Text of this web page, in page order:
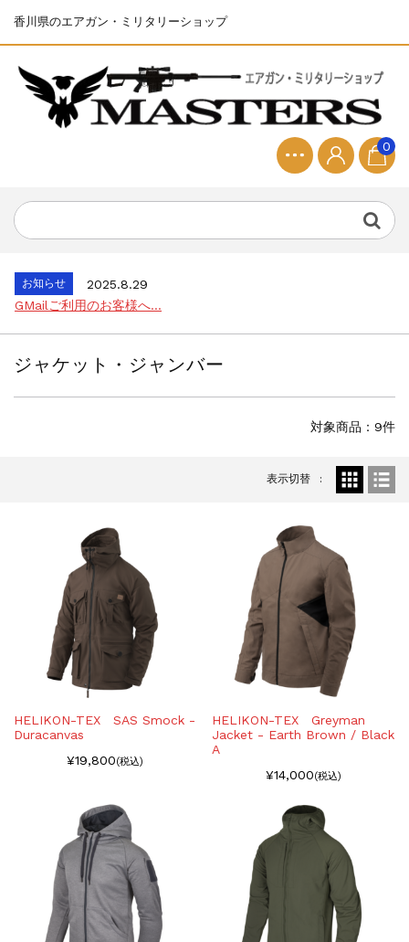
香川県のエアガン・ミリタリーショップ
0
S&T SKS-45 調整...
お知らせ
2025.11.27
お知らせ
2025.8.29
GMailご利用のお客様へ...
お知らせ
2026.8.4
ちょっと面白い電動416修理...
ジャケット・ジャンバー
対象商品：9件
表示切替
HELIKON-TEX SAS Smock -
Duracanvas
¥19,800(税込)
HELIKON-TEX Greyman
Jacket - Earth Brown / Black
A
¥14,000(税込)